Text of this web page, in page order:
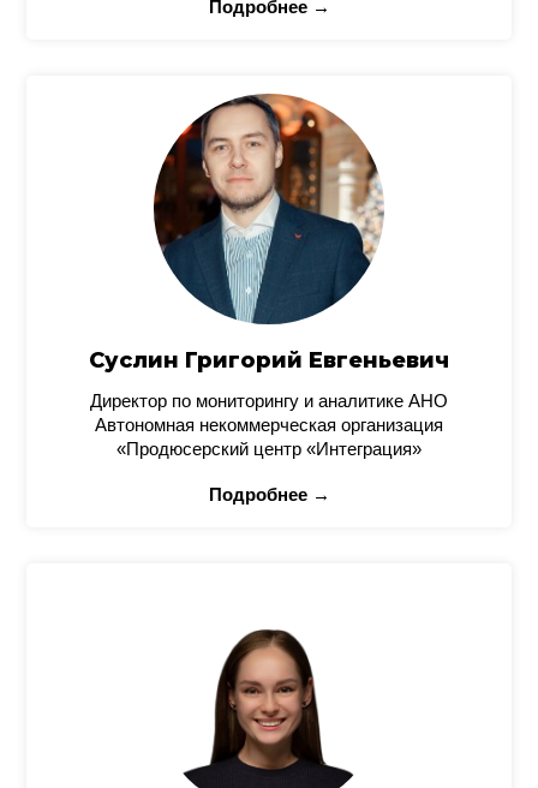
Подробнее →
Суслин Григорий Евгеньевич
Директор по мониторингу и аналитике АНО
Автономная некоммерческая организация
«Продюсерский центр «Интеграция»
Подробнее →